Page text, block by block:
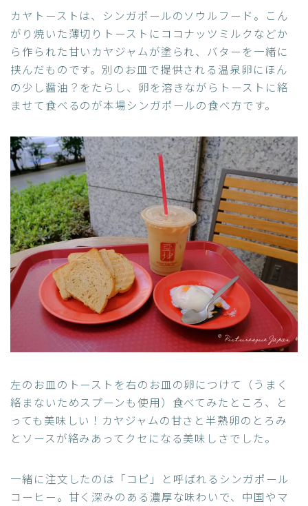
カヤトーストは、シンガポールのソウルフード。こん
がり焼いた薄切りトーストにココナッツミルクなどか
ら作られた甘いカヤジャムが塗られ、バターを一緒に
挟んだものです。別のお皿で提供される温泉卵にほん
の少し醤油？をたらし、卵を溶きながらトーストに絡
ませて食べるのが本場シンガポールの食べ方です。
左のお皿のトーストを右のお皿の卵につけて（うまく
絡まないためスプーンも使用）食べてみたところ、と
っても美味しい！カヤジャムの甘さと半熟卵のとろみ
とソースが絡みあってクセになる美味しさでした。
一緒に注文したのは「コピ」と呼ばれるシンガポール
コーヒー。甘く深みのある濃厚な味わいで、中国やマ